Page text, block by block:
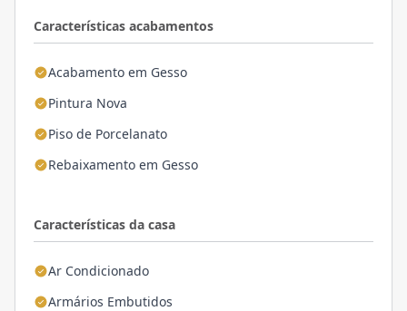
Características acabamentos
Acabamento em Gesso
Pintura Nova
Piso de Porcelanato
Rebaixamento em Gesso
Características da casa
Ar Condicionado
Armários Embutidos